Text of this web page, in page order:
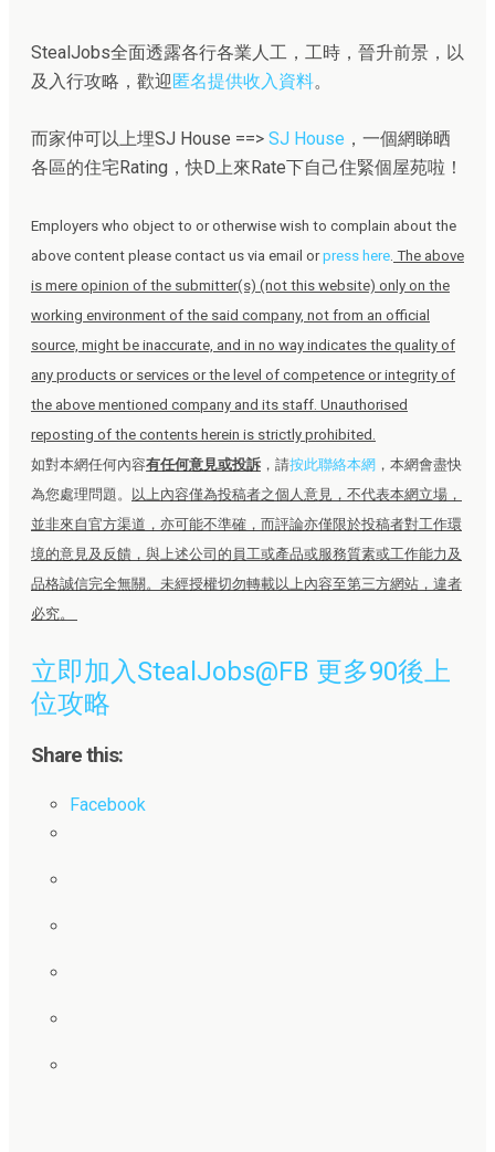
StealJobs全面透露各行各業人工，工時，晉升前景，以
及入行攻略，歡迎匿名提供收入資料。
而家仲可以上埋SJ House ==> SJ House ，一個網睇晒
各區的住宅Rating，快D上來Rate下自己住緊個屋苑啦！
Employers who object to or otherwise wish to complain about the
above content please contact us via email orpress here The above
is mere opinion of the submitter(s) (not this website) only on the
working environment of the said company, not from an official
source, might be inaccurate, and in no way indicates the quality of
any products or services or the level of competence or integrity of
the above mentioned company and its staff. Unauthorised
reposting of the contents herein is strictly prohibited.
如對本網任何內容有任何意見或投訴 ，請按此聯絡本網 ，本網會盡快
為您處理問題。 以上內容僅為投稿者之個人意見，不代表本網立場，
並非來自官方渠道，亦可能不準確，而評論亦僅限於投稿者對工作環
境的意見及反饋，與上述公司的員工或產品或服務質素或工作能力及
品格誠信完全無關。未經授權切勿轉載以上內容至第三方網站，違者
必究。
立即加入StealJobs@FB 更多90後上
位攻略
Share this:
Facebook